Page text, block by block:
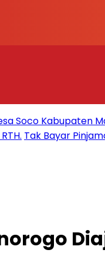
Soco Kabupaten
Tak Bayar